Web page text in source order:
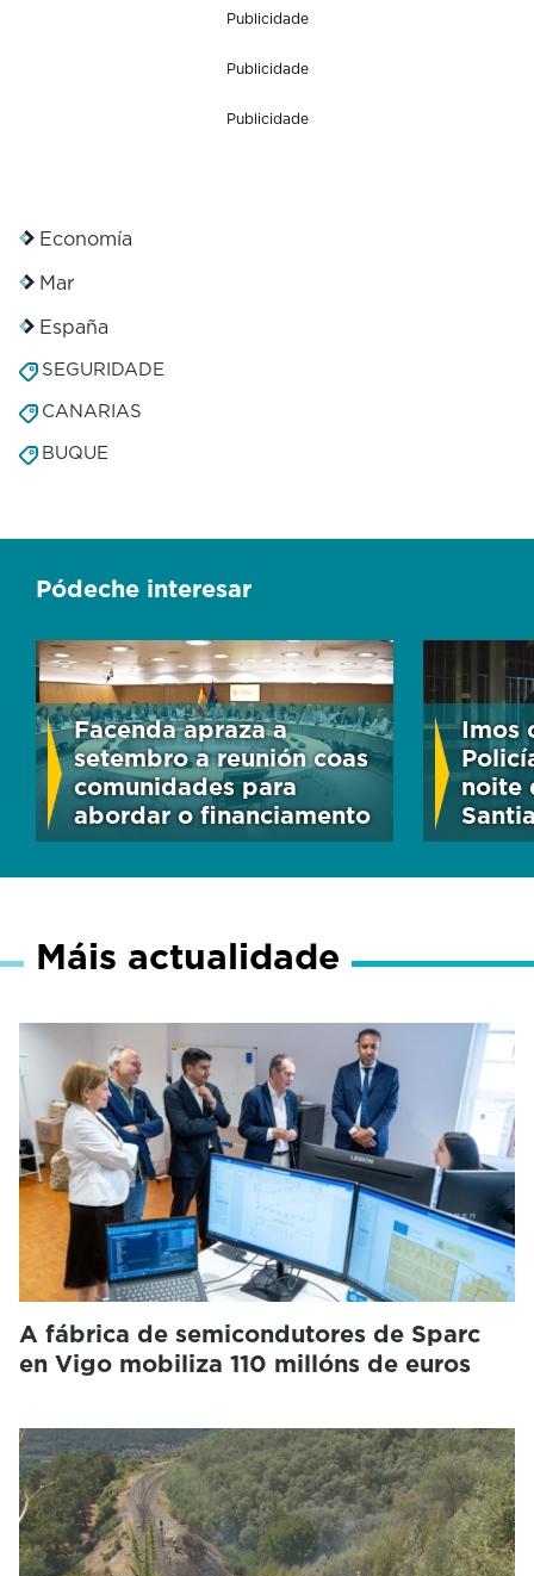
Publicidade
Publicidade
Publicidade
Economía
Mar
España
SEGURIDADE
CANARIAS
BUQUE
Pódeche interesar
Facenda apraza a
setembro a reunión coas
comunidades para
abordar o financiamento
Imos
noite
Máis actualidade
A fábrica de semicondutores de Sparc
en Vigo mobiliza 110 millóns de euros